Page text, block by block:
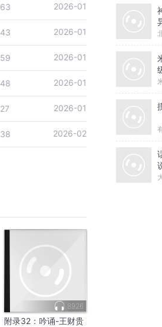
63 2026-01
43 2026-01
59 2026-01
48 2026-01
27 2026-01
38 2026-02
8926
附录32：吟诵-王财贵